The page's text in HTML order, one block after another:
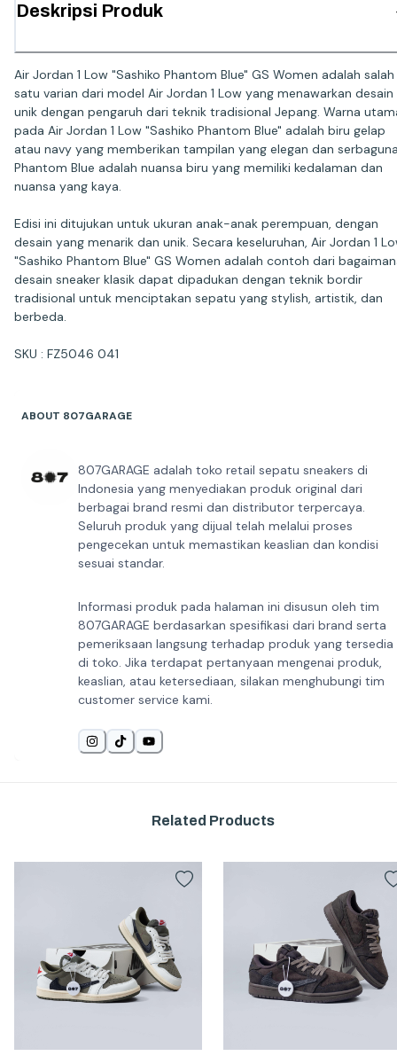
Deskripsi Produk
Air Jordan 1 Low "Sashiko Phantom Blue" GS Women adalah salah
satu varian dari model Air Jordan 1 Low yang menawarkan desain
unik dengan pengaruh dari teknik tradisional Jepang. Warna
pada Air Jordan 1 Low "Sashiko Phantom Blue" adalah biru gelap
atau navy yang memberikan tampilan yang elegan dan
Phantom Blue adalah nuansa biru yang memiliki kedalaman dan
nuansa yang kaya.
Edisi ini ditujukan untuk ukuran anak-anak perempuan, dengan
desain yang menarik dan unik. Secara keseluruhan, Air Jordan 1
"Sashiko Phantom Blue" GS Women adalah contoh dari
desain sneaker klasik dapat dipadukan dengan teknik bordir
tradisional untuk menciptakan sepatu yang stylish, artistik, dan
berbeda.
ABOUT 807GARAGE
807GARAGE adalah toko retail sepatu sneakers di
Indonesia yang menyediakan produk original dari
berbagai brand resmi dan distributor terpercaya.
Seluruh produk yang dijual telah melalui proses
pengecekan untuk memastikan keaslian dan kondisi
sesuai standar.
Informasi produk pada halaman ini disusun oleh tim
807GARAGE berdasarkan spesifikasi dari brand serta
pemeriksaan langsung terhadap produk yang tersedia
di toko. Jika terdapat pertanyaan mengenai produk,
keaslian, atau ketersediaan, silakan menghubungi tim
customer service kami.
Related Products